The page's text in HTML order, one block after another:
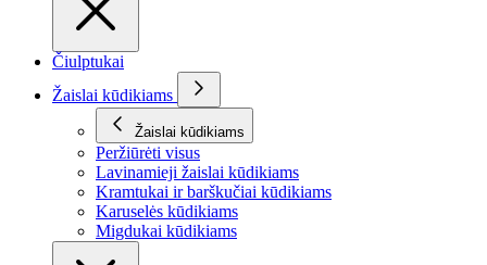
Čiulptukai
Žaislai kūdikiams
Žaislai kūdikiams
Peržiūrėti visus
Lavinamieji žaislai kūdikiams
Kramtukai ir barškučiai kūdikiams
Karuselės kūdikiams
Migdukai kūdikiams